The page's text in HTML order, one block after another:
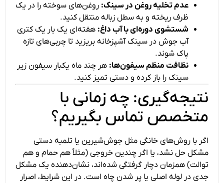
عدم تخلیه روغن در سینک: روغن‌های سوخته را در یک
ظرف ریخته و به سطل زباله منتقل کنید.
شستشوی دوره‌ای با آب داغ: هفته‌ای یک بار یک کتری
آب جوش در سینک آشپزخانه بریزید تا چربی‌های تازه
پاک شوند.
نظافت منظم سیفون‌ها: هر چند ماه یکبار سیفون زیر
سینک را باز کرده و دستی تمیز کنید.
نتیجه‌گیری: چه زمانی با
متخصص تماس بگیریم؟
اگر با روش‌های خانگی مثل جوش‌شیرین یا تلمبه دستی
مشکل حل نشد، یا اگر چندین خروجی (مثلاً هم حمام و هم
توالت) همزمان دچار گرفتگی شده‌اند، نشان‌دهنده یک مشکل
جدی در لوله اصلی یا پر شدن چاه است. در این شرایط، اصرار